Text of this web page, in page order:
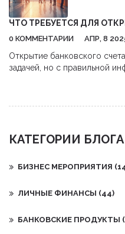
на безопасность
ЧТО ТРЕБУЕТСЯ ДЛЯ
0 КОММЕНТАРИИ АПР, 8
Открытие банковского
задачей, но с правильной
ошибок.
КАТЕГОРИИ БЛОГА
БИЗНЕС МЕРОПРИЯТИЯ
ЛИЧНЫЕ ФИНАНСЫ (44)
БАНКОВСКИЕ ПРОДУКТЫ